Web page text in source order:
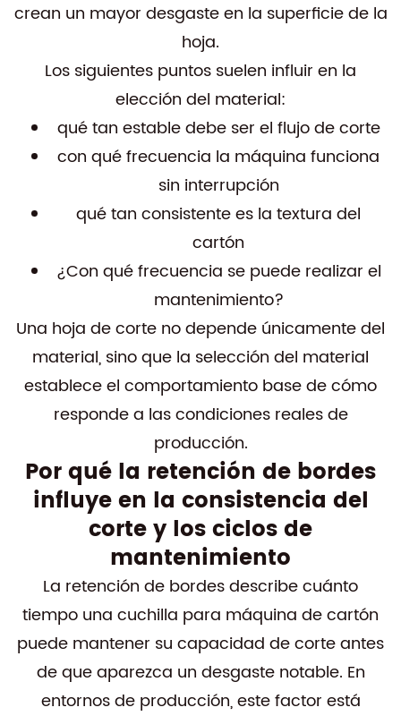
crean un mayor desgaste en la superficie de la
hoja.
Los siguientes puntos suelen influir en la
elección del material:
qué tan estable debe ser el flujo de corte
con qué frecuencia la máquina funciona
sin interrupción
qué tan consistente es la textura del
cartón
¿Con qué frecuencia se puede realizar el
mantenimiento?
Una hoja de corte no depende únicamente del
material, sino que la selección del material
establece el comportamiento base de cómo
responde a las condiciones reales de
producción.
Por qué la retención de bordes
influye en la consistencia del
corte y los ciclos de
mantenimiento
La retención de bordes describe cuánto
tiempo una cuchilla para máquina de cartón
puede mantener su capacidad de corte antes
de que aparezca un desgaste notable. En
entornos de producción, este factor está